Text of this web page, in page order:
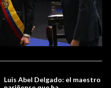
Luis Abel Delgado: el maestro